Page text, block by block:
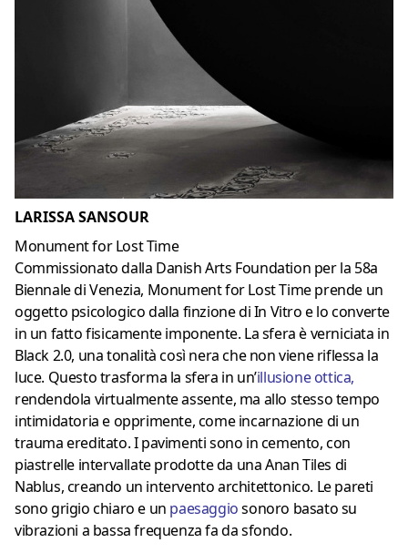
LARISSA SANSOUR
Monument for Lost Time
Commissionato dalla Danish Arts Foundation per la 58a
Biennale di Venezia, Monument for Lost Time prende un
oggetto psicologico dalla finzione di In Vitro e lo converte
in un fatto fisicamente imponente. La sfera è verniciata in
Black 2.0, una tonalità così nera che non viene riflessa la
luce. Questo trasforma la sfera in un’illusione ottica,
rendendola virtualmente assente, ma allo stesso tempo
intimidatoria e opprimente, come incarnazione di un
trauma ereditato. I pavimenti sono in cemento, con
piastrelle intervallate prodotte da una Anan Tiles di
Nablus, creando un intervento architettonico. Le pareti
sono grigio chiaro e un paesaggiosonoro basato su
vibrazioni a bassa frequenza fa da sfondo.